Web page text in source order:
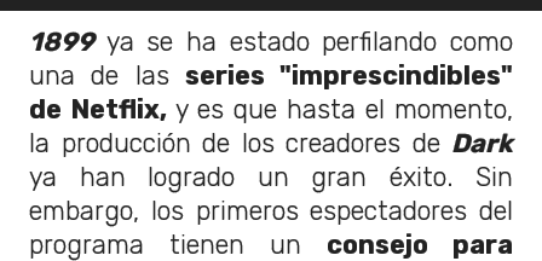
1899 ya se ha estado perfilando como
una de las series "imprescindibles"
de Netflix, y es que hasta el momento,
la producción de los creadores de Dark
ya han logrado un gran éxito. Sin
embargo, los primeros espectadores del
programa tienen un consejo para